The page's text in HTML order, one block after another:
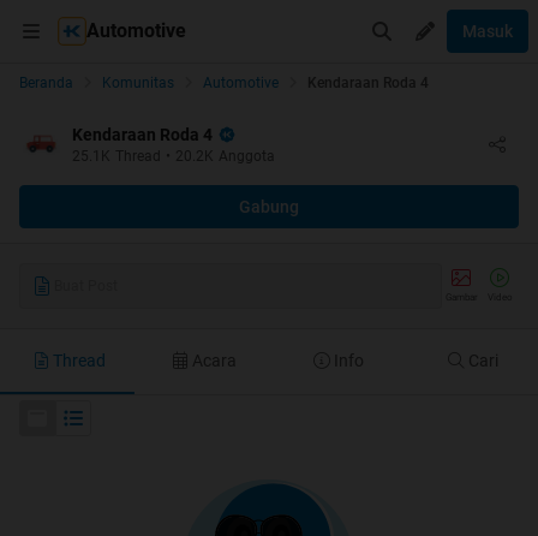
Automotive Masuk
Beranda Komunitas Automotive Kendaraan Roda 4
Kendaraan Roda 4
25.1K Thread • 20.2K Anggota
Gabung
Thread Acara Info Cari